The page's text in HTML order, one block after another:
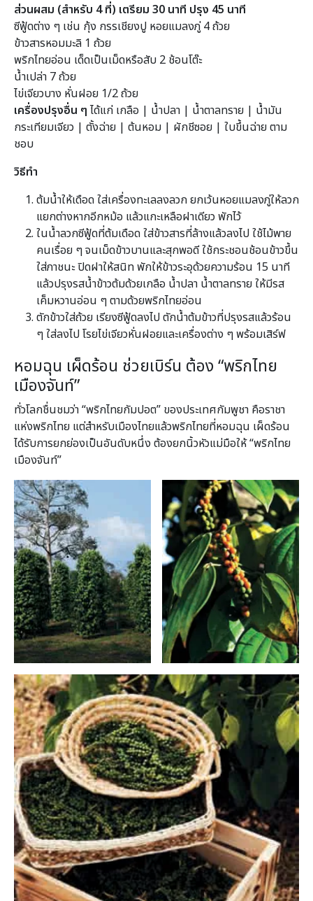
ส่วนผสม (สำหรับ 4 ที่) เตรียม 30 นาที ปรุง 45 นาที
ซีฟู้ดต่าง ๆ เช่น กุ้ง กรรเชียงปู หอยแมลงภู่ 4 ถ้วย
ข้าวสารหอมมะลิ 1 ถ้วย
พริกไทยอ่อน เด็ดเป็นเม็ดหรือสับ 2 ช้อนโต๊ะ
น้ำเปล่า 7 ถ้วย
ไข่เจียวบาง หั่นฝอย 1/2 ถ้วย
เครื่องปรุงอื่น ๆ ได้แก่ เกลือ | น้ำปลา | น้ำตาลทราย | น้ำมัน
กระเทียมเจียว | ตั้งฉ่าย | ต้นหอม | ผักชีซอย | ใบขึ้นฉ่าย ตาม
ชอบ
วิธีทำ
ต้มน้ำให้เดือด ใส่เครื่องทะเลลงลวก ยกเว้นหอยแมลงภู่ให้ลวก
แยกต่างหากอีกหม้อ แล้วแกะเหลือฝาเดียว พักไว้
ในน้ำลวกซีฟู้ดที่ต้มเดือด ใส่ข้าวสารที่ล้างแล้วลงไป ใช้ไม้พาย
คนเรื่อย ๆ จนเม็ดข้าวบานและสุกพอดี ใช้กระชอนช้อนข้าวขึ้น
ใส่ภาชนะ ปิดฝาให้สนิท พักให้ข้าวระอุด้วยความร้อน 15 นาที
แล้วปรุงรสน้ำข้าวต้มด้วยเกลือ น้ำปลา น้ำตาลทราย ให้มีรส
เค็มหวานอ่อน ๆ ตามด้วยพริกไทยอ่อน
ตักข้าวใส่ถ้วย เรียงซีฟู้ดลงไป ตักน้ำต้มข้าวที่ปรุงรสแล้วร้อน
ๆ ใส่ลงไป โรยไข่เจียวหั่นฝอยและเครื่องต่าง ๆ พร้อมเสิร์ฟ
หอมฉุน เผ็ดร้อน ช่วยเบิร์น ต้อง “พริกไทย
เมืองจันท์”
ทั่วโลกชื่นชมว่า “พริกไทยกัมปอต” ของประเทศกัมพูชา คือราชา
แห่งพริกไทย แต่สำหรับเมืองไทยแล้วพริกไทยที่หอมฉุน เผ็ดร้อน
ได้รับการยกย่องเป็นอันดับหนึ่ง ต้องยกนิ้วหัวแม่มือให้ “พริกไทย
เมืองจันท์”